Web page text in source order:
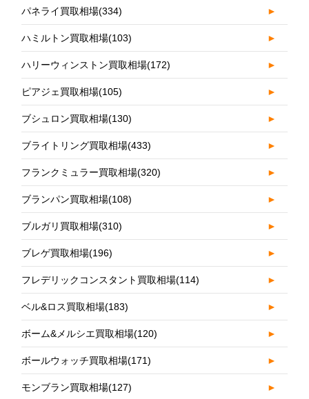
パネライ買取相場(334) ►
ハミルトン買取相場(103) ►
ハリーウィンストン買取相場(172) ►
ピアジェ買取相場(105) ►
ブシュロン買取相場(130) ►
ブライトリング買取相場(433) ►
フランクミュラー買取相場(320) ►
ブランパン買取相場(108) ►
ブルガリ買取相場(310) ►
ブレゲ買取相場(196) ►
フレデリックコンスタント買取相場(114) ►
ベル&ロス買取相場(183) ►
ボーム&メルシエ買取相場(120) ►
ボールウォッチ買取相場(171) ►
モンブラン買取相場(127) ►